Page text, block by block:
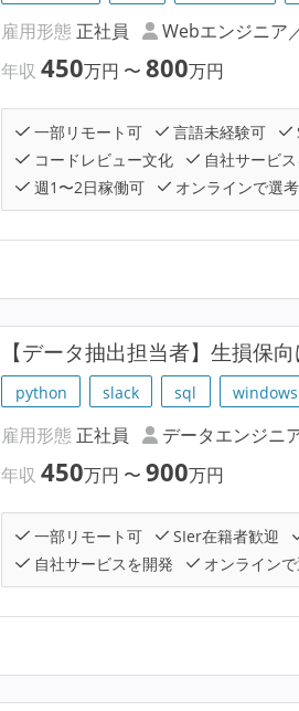
雇用形態 正社員 Webエンジニア
年収450万円 〜800万円
一部リモート可 言語未経験可
コードレビュー文化
自社サービス
週1〜2日稼働可
オンラインで選
【データ抽出担当者】生損保
python slack sql windows
雇用形態 正社員 データエンジニ
年収450万円 〜900万円
一部リモート可 SIer在籍者歓迎
自社サービスを開発
オンラインで